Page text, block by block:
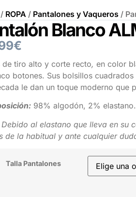
/ ROPA / Pantalones y Vaqueros /
Blanco
€
de tiro alto y corte recto, en color
botones. Sus bolsillos
le dan un toque moderno que
98% algodón, 2% elastano.
Debido al elastano que lleva en su
de la habitual y ante cualquier
Talla Pantalones